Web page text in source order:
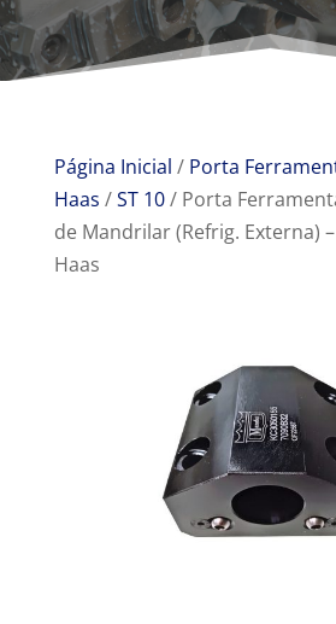
Página Inicial / Porta
Haas /ST 10/ Porta
de Mandrilar (Refrig. Externa)
Haas